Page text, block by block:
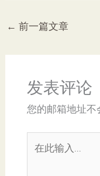
← 前一篇文章
发表评论
您的邮箱地址不